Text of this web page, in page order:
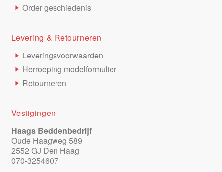
Order geschiedenis
Levering & Retourneren
Leveringsvoorwaarden
Herroeping modelformulier
Retourneren
Vestigingen
Haags Beddenbedrijf
Oude Haagweg 589
2552 GJ Den Haag
070-3254607